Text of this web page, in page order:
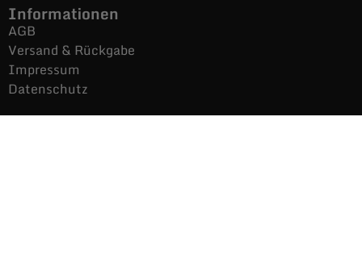
Informationen
AGB
Versand & Rückgabe
Impressum
Datenschutz
Noch mehr Auras